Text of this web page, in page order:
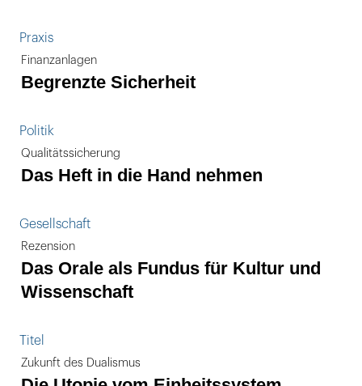
Praxis
Finanzanlagen
Begrenzte Sicherheit
Politik
Qualitätssicherung
Das Heft in die Hand nehmen
Gesellschaft
Rezension
Das Orale als Fundus für Kultur und
Wissenschaft
Titel
Zukunft des Dualismus